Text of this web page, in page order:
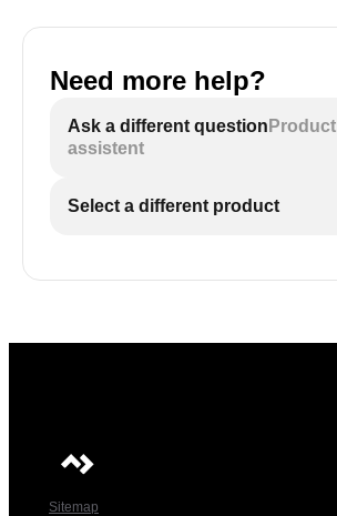
Need more help?
Ask a different question Product
assistent
Select a different product
Sitemap